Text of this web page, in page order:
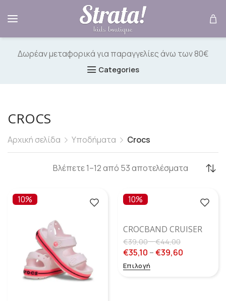
Δωρέαν μεταφορικά για παραγγελίες άνω των 80€
Categories
CROCS
Αρχική σελίδα Υποδήματα Crocs
Βλέπετε 1–12 από 53 αποτελέσματα
10% 10%
CROCBAND CRUISER
SANDAL BLUE
FROST/GUAVA
€39,00–€44,00
€35,10 –€39,60
Επιλογή